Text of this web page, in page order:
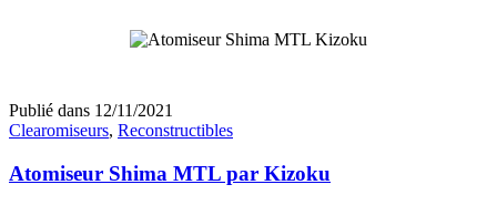
Publié dans 12/11/2021
Clearomiseurs, Reconstructibles
Atomiseur Shima MTL par Kizoku